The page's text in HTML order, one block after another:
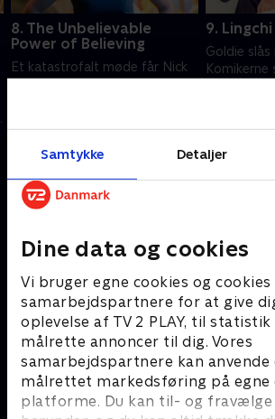
Samtykke Detaljer
Dine data og cookies
Vi bruger egne cookies og
samarbejdspartnere for at give
oplevelse af TV 2 PLAY, til
målrette annoncer til dig. Vores
samarbejdspartnere kan
målrettet markedsføring på egne
platforme. Du kan til- og fravælge
8. The Unbelievable
Power of Believing
Et katastrofalt møde får Nick
9. Lingchi
Goldie
Komikerne
træffe en
1. juli 2021 •
Andre så også
Happy fucking Pride
Drama • 1 sæsoner